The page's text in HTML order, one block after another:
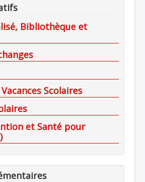
Bibliothèque et
Scolaires
et Santé pour